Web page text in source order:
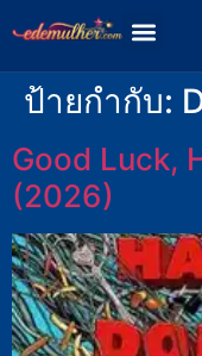
ป้ายกำกับ:
Good Luck,
(2026)